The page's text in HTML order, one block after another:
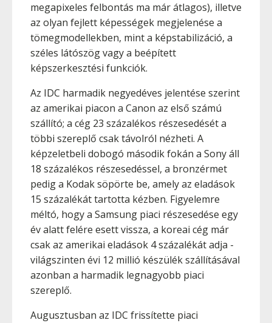
megapixeles felbontás ma már átlagos), illetve
az olyan fejlett képességek megjelenése a
tömegmodellekben, mint a képstabilizáció, a
széles látószög vagy a beépített
képszerkesztési funkciók.
Az IDC harmadik negyedéves jelentése szerint
az amerikai piacon a Canon az első számú
szállító; a cég 23 százalékos részesedését a
többi szereplő csak távolról nézheti. A
képzeletbeli dobogó második fokán a Sony áll
18 százalékos részesedéssel, a bronzérmet
pedig a Kodak söpörte be, amely az eladások
15 százalékát tartotta kézben. Figyelemre
méltó, hogy a Samsung piaci részesedése egy
év alatt felére esett vissza, a koreai cég már
csak az amerikai eladások 4 százalékát adja -
világszinten évi 12 millió készülék szállításával
azonban a harmadik legnagyobb piaci
szereplő.
Augusztusban az IDC frissítette piaci